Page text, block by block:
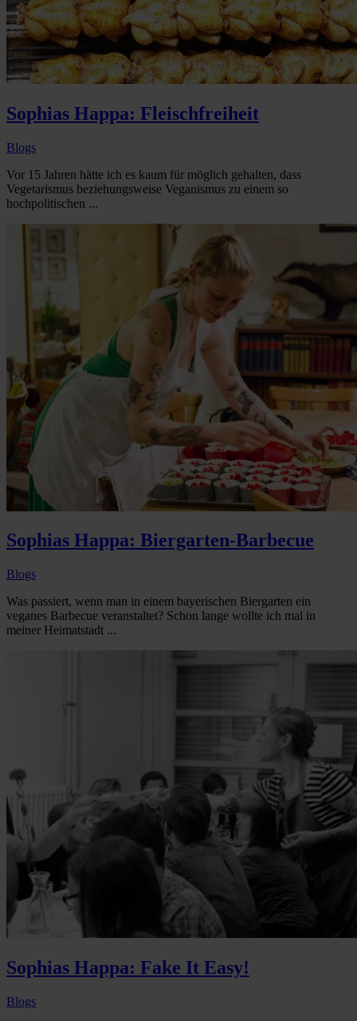
Sophias Happa: Fleischfreiheit
Blogs
Vor 15 Jahren hätte ich es kaum für möglich gehalten, dass
Vegetarismus beziehungsweise Veganismus zu einem so
hochpolitischen ...
Sophias Happa: Biergarten-Barbecue
Blogs
Was passiert, wenn man in einem bayerischen Biergarten ein
veganes Barbecue veranstaltet? Schon lange wollte ich mal in
meiner Heimatstadt ...
Sophias Happa: Fake It Easy!
Blogs